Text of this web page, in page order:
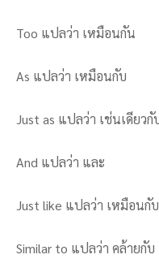
Too แปลว่า เหมือนกัน
As แปลว่า เหมือนกับ
Just as แปลว่า เช่นเดียวกั
And แปลว่า และ
Just like แปลว่า เหมือนกับ
Similar to แปลว่า คล้ายกับ